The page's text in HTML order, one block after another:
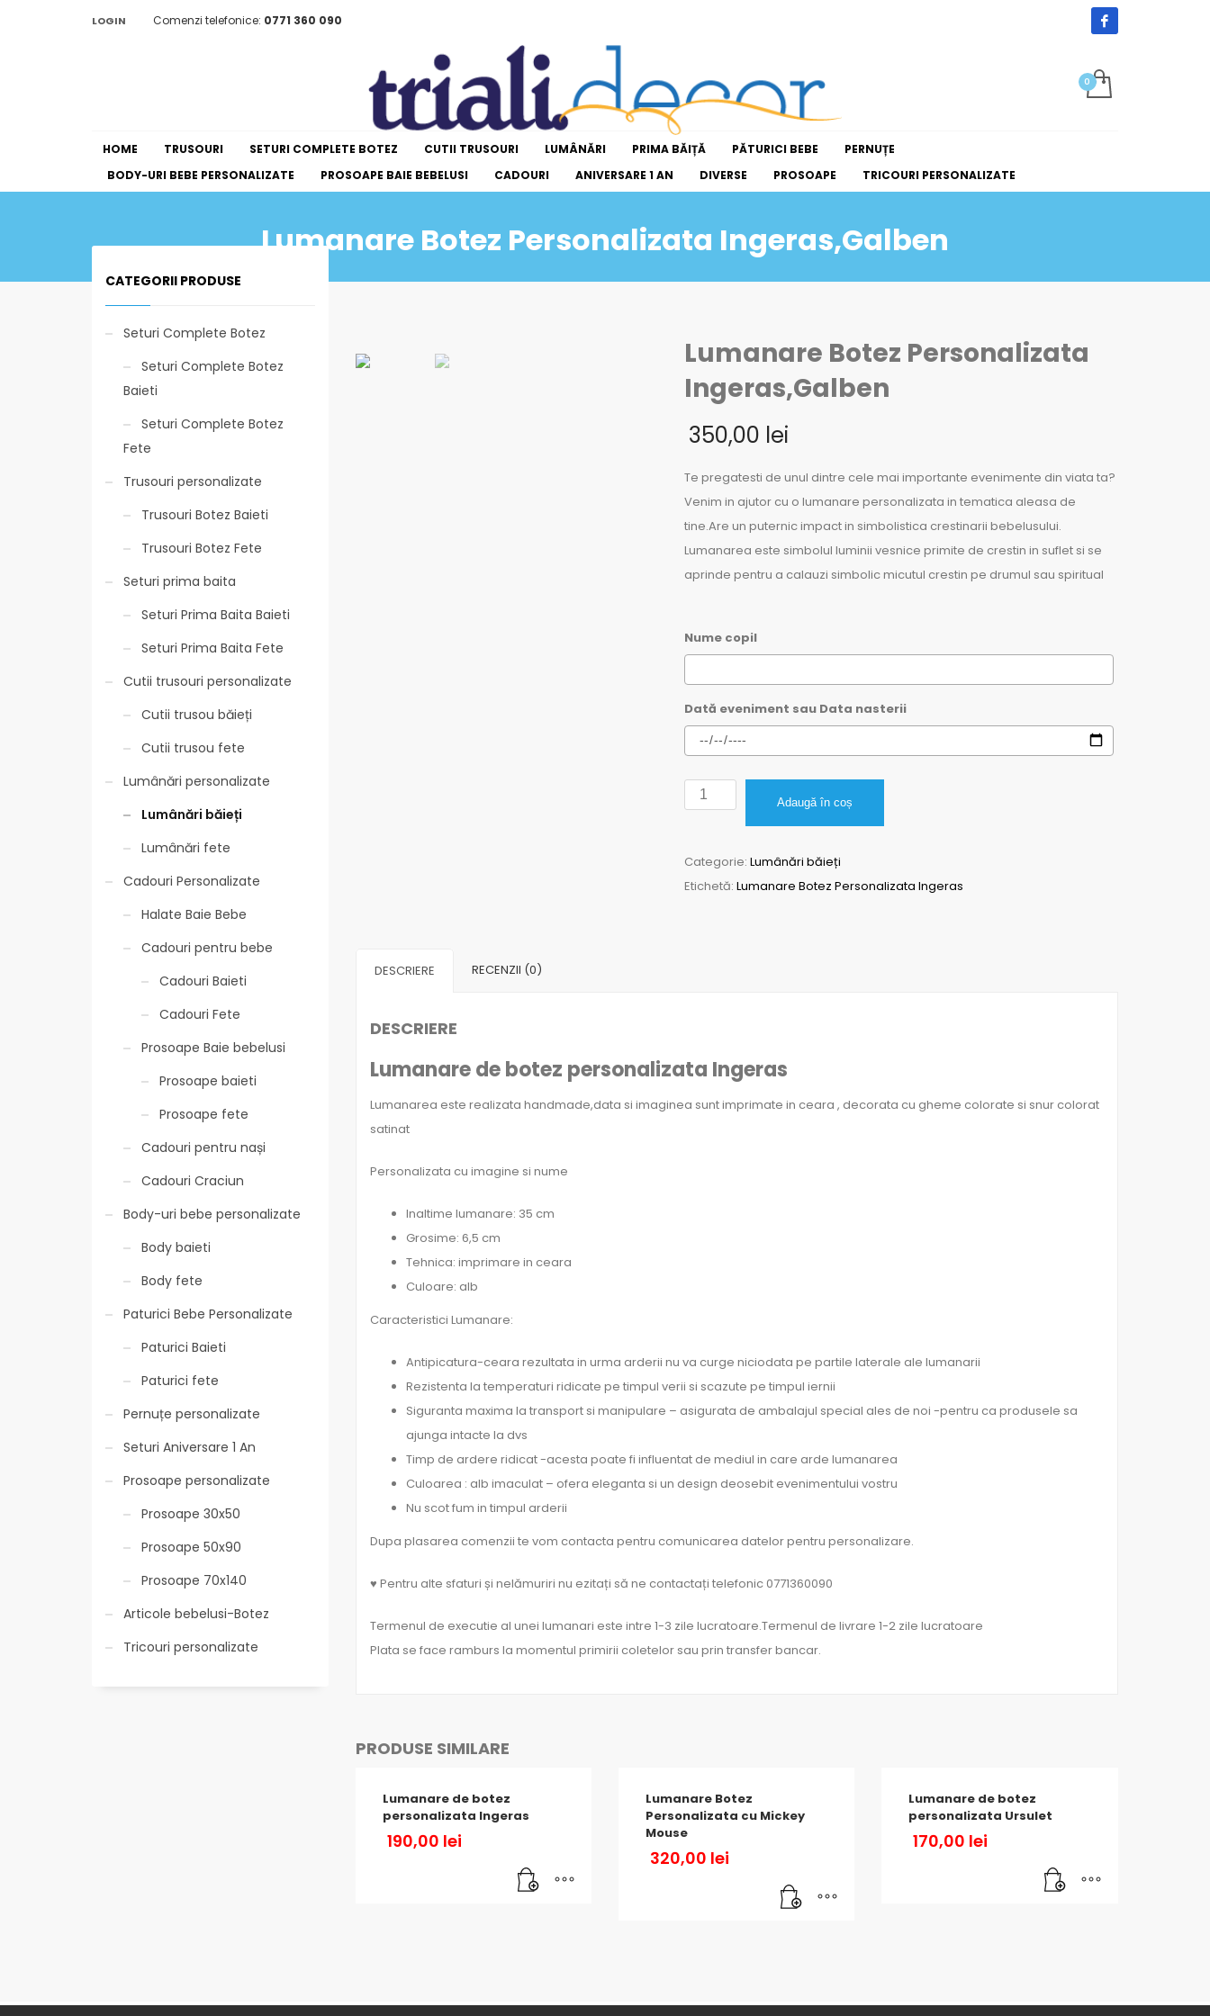
LOGIN Comenzi telefonice: 0771 360 090
HOME TRUSOURI SETURI COMPLETE BOTEZ CUTII TRUSOURI LUMÂNĂRI PRIMA BĂIȚĂ PĂTURICI BEBE
PERNUȚE
BODY-URI BEBE PERSONALIZATE
PROSOAPE BAIE BEBELUSI CADOURI ANIVERSARE 1 AN DIVERSE PROSOAPE TRICOURI PERSONALIZATE
Lumanare Botez Personalizata Ingeras,Galben
Lumanare Botez Personalizata
Ingeras,Galben
350,00 lei
Te pregatesti de unul dintre cele mai importante evenimente din viata ta?
Venim in ajutor cu o lumanare personalizata in tematica aleasa de
tine.Are un puternic impact in simbolistica crestinarii bebelusului.
Lumanarea este simbolul luminii vesnice primite de crestin in suflet si se
aprinde pentru a calauzi simbolic micutul crestin pe drumul sau spiritual
Nume copil
Dată eveniment sau Data nasterii
Cantitate
Lumanare
Personalizata
Ingeras,Galben
Adaugă în coș
Categorie:Lumânări băieți
Etichetă:Lumanare Botez Personalizata Ingeras
DESCRIERE RECENZII (0)
DESCRIERE
Lumanare de botez personalizata Ingeras
Lumanarea este realizata handmade,data si imaginea sunt imprimate in ceara , decorata cu gheme colorate si snur colorat
satinat
Personalizata cu imagine si nume
Inaltime lumanare: 35 cm
Grosime: 6,5 cm
Tehnica: imprimare in ceara
Culoare: alb
Caracteristici Lumanare:
Antipicatura-ceara rezultata in urma arderii nu va curge niciodata pe partile laterale ale lumanarii
Rezistenta la temperaturi ridicate pe timpul verii si scazute pe timpul iernii
Siguranta maxima la transport si manipulare – asigurata de ambalajul special ales de noi -pentru ca produsele sa
ajunga intacte la dvs
Timp de ardere ridicat -acesta poate fi influentat de mediul in care arde lumanarea
Culoarea : alb imaculat – ofera eleganta si un design deosebit evenimentului vostru
Nu scot fum in timpul arderii
Dupa plasarea comenzii te vom contacta pentru comunicarea datelor pentru personalizare.
♥ Pentru alte sfaturi și nelămuriri nu ezitați să ne contactați telefonic 0771360090
Termenul de executie al unei lumanari este intre 1-3 zile lucratoare.Termenul de livrare 1-2 zile lucratoare
Plata se face ramburs la momentul primirii coletelor sau prin transfer bancar.
PRODUSE SIMILARE
Lumanare de botez
personalizata Ingeras
190,00 lei
Lumanare Botez
Personalizata cu Mickey
Mouse
320,00 lei
Lumanare de botez
personalizata Ursulet
170,00 lei
CATEGORII PRODUSE
Seturi Complete Botez
Seturi Complete Botez
Baieti
Seturi Complete Botez
Fete
Trusouri personalizate
Trusouri Botez Baieti
Trusouri Botez Fete
Seturi prima baita
Seturi Prima Baita Baieti
Seturi Prima Baita Fete
Cutii trusouri personalizate
Cutii trusou băieți
Cutii trusou fete
Lumânări personalizate
Lumânări băieți
Lumânări fete
Cadouri Personalizate
Halate Baie Bebe
Cadouri pentru bebe
Cadouri Baieti
Cadouri Fete
Prosoape Baie bebelusi
Prosoape baieti
Prosoape fete
Cadouri pentru nași
Cadouri Craciun
Body-uri bebe personalizate
Body baieti
Body fete
Paturici Bebe Personalizate
Paturici Baieti
Paturici fete
Pernuțe personalizate
Seturi Aniversare 1 An
Prosoape personalizate
Prosoape 30x50
Prosoape 50x90
Prosoape 70x140
Articole bebelusi-Botez
Tricouri personalizate